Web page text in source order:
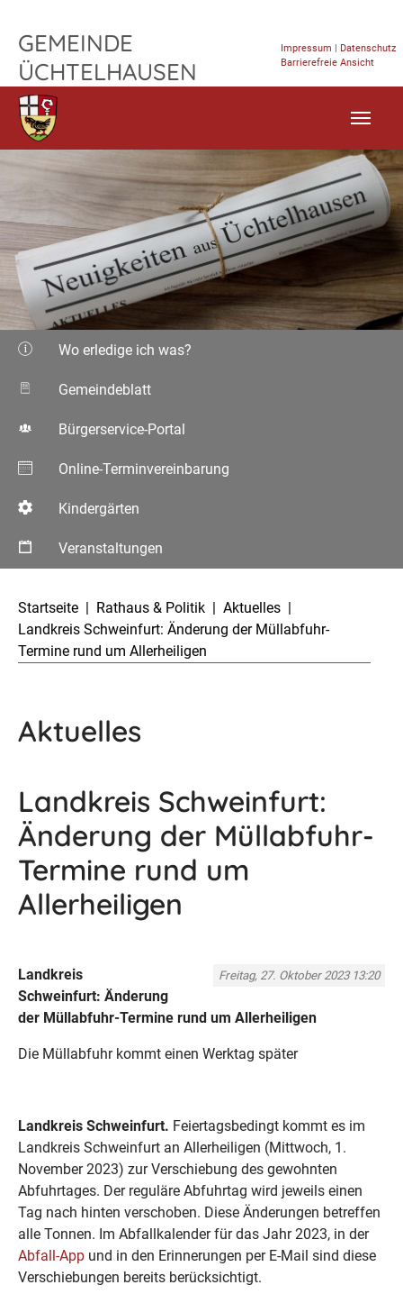
GEMEINDE
ÜCHTELHAUSEN
Impressum | Datenschutz
Barrierefreie Ansicht
Wo erledige ich was?
Gemeindeblatt
Bürgerservice-Portal
Online-Terminvereinbarung
Kindergärten
Veranstaltungen
Startseite
Rathaus & Politik
Aktuelles
Landkreis Schweinfurt: Änderung der Müllabfuhr-
Termine rund um Allerheiligen
Aktuelles
Landkreis Schweinfurt:
Änderung der Müllabfuhr-
Termine rund um
Allerheiligen
Freitag, 27. Oktober 2023 13:20
Landkreis
Schweinfurt: Änderung
der Müllabfuhr-Termine rund um Allerheiligen
Die Müllabfuhr kommt einen Werktag später
Landkreis Schweinfurt. Feiertagsbedingt kommt es im
Landkreis Schweinfurt an Allerheiligen (Mittwoch, 1.
November 2023) zur Verschiebung des gewohnten
Abfuhrtages. Der reguläre Abfuhrtag wird jeweils einen
Tag nach hinten verschoben. Diese Änderungen betreffen
alle Tonnen. Im Abfallkalender für das Jahr 2023, in der
Abfall-App und in den Erinnerungen per E-Mail sind diese
Verschiebungen bereits berücksichtigt.